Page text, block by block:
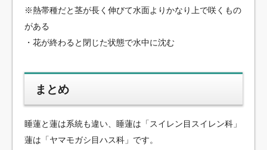
※熱帯種だと茎が長く伸びて水面よりかなり上で咲くもの
がある
・花が終わると閉じた状態で水中に沈む
まとめ
睡蓮と蓮は系統も違い、睡蓮は「スイレン目スイレン科」
蓮は「ヤマモガシ目ハス科」です。